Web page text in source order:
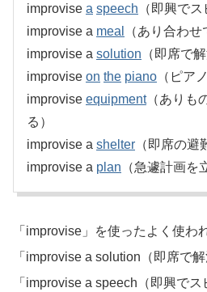
improvise a speech （即興で
improvise a meal
（あり合わせ
improvise a solution （即席で
improvise on the piano （ピア
improvise equipment（ありも
る）
improvise a shelter （即席の避
improvise a plan （急遽計画を
「improvise」を使ったよく使わ
「improvise a solution（即席で
「improvise a speech（即興でス